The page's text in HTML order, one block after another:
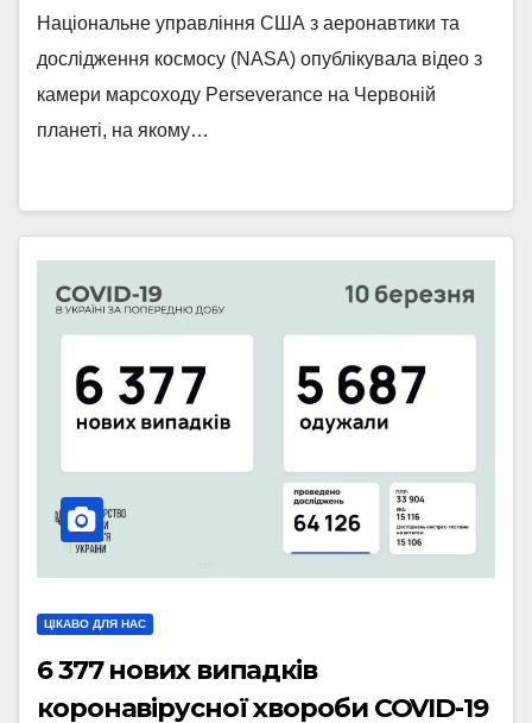
Національне управління США з аеронавтики та
дослідження космосу (NASA) опублікувала відео з
камери марсоходу Perseverance на Червоній
планеті, на якому…
ЦІКАВО ДЛЯ НАС
6 377 нових випадків
коронавірусної хвороби COVID-19